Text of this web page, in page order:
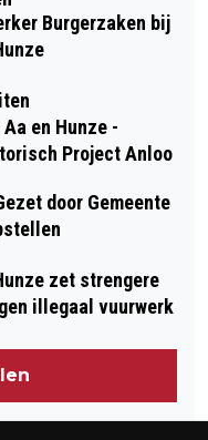
Burgerzaken bij
en Hunze -
Project Anloo
door Gemeente
zet strengere
illegaal vuurwerk